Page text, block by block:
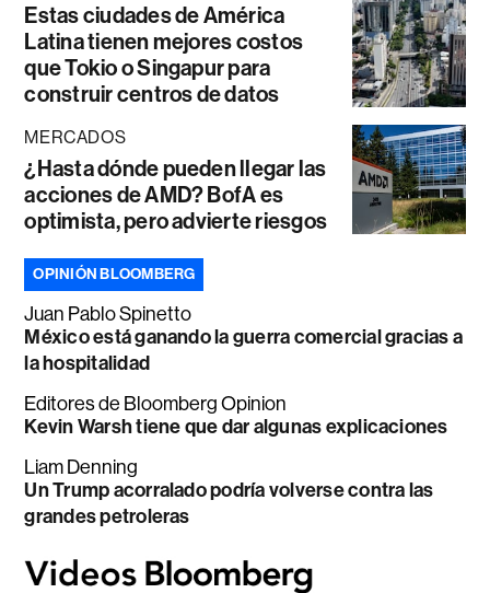
Estas ciudades de América
Latina tienen mejores costos
que Tokio o Singapur para
construir centros de datos
MERCADOS
¿Hasta dónde pueden llegar las
acciones de AMD? BofA es
optimista, pero advierte riesgos
OPINIÓN BLOOMBERG
Juan Pablo Spinetto
México está ganando la guerra comercial gracias a
la hospitalidad
Editores de Bloomberg Opinion
Kevin Warsh tiene que dar algunas explicaciones
Liam Denning
Un Trump acorralado podría volverse contra las
grandes petroleras